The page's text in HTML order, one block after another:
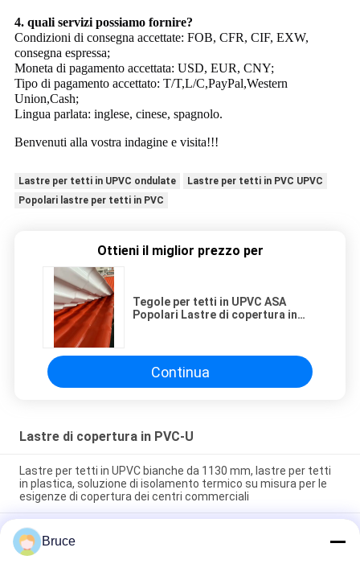
4. quali servizi possiamo fornire?
Condizioni di consegna accettate: FOB, CFR, CIF, EXW,
consegna espressa;
Moneta di pagamento accettata: USD, EUR, CNY;
Tipo di pagamento accettato: T/T,L/C,PayPal,Western
Union,Cash;
Lingua parlata: inglese, cinese, spagnolo.
Benvenuti alla vostra indagine e visita!!!
Lastre per tetti in UPVC ondulate
Lastre per tetti in PVC UPVC
Popolari lastre per tetti in PVC
Ottieni il miglior prezzo per
Tegole per tetti in UPVC ASA
Popolari Lastre di copertura in
Continua
Lastre di copertura in PVC-U
Lastre per tetti in UPVC bianche da 1130 mm, lastre per tetti
in plastica, soluzione di isolamento termico su misura per le
esigenze di copertura dei centri commerciali
Piastrelle di tetto in UPVC 1070mm Bianco Carbonato di Calcio
2mm Crest Alto Termoacustico UPVC Ecoroof Roofing
System Popolare in America Latina
Bruce